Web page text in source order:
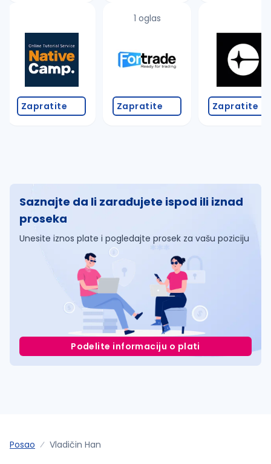
Zapratite
1 oglas
Zapratite Zapratite
Saznajte da li zarađujete ispod ili iznad
proseka
Unesite iznos plate i pogledajte prosek za vašu poziciju
Podelite informaciju o plati
Posao Vladičin Han